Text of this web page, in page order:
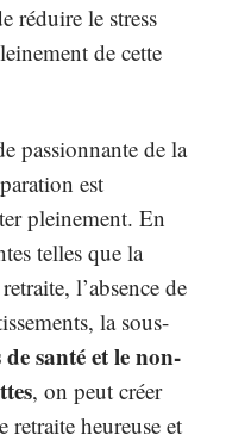
réduire le stress
de cette
passionnante de la
est
pleinement. En
telles que la
l’absence de
la sous-
de santé et le non-
, on peut créer
retraite heureuse et